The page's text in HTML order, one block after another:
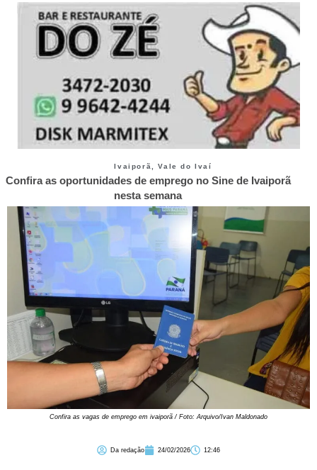
Ivaiporã ,Vale do Ivaí
Confira as oportunidades de emprego no Sine de Ivaiporã
nesta semana
Confira as vagas de emprego em ivaiporã / Foto: Arquivo/Ivan Maldonado
Da redação 24/02/2026 12:46